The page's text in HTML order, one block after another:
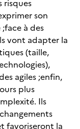
risques
son
à des
vont adapter la
(taille,
agiles ;enfin,
plus
Ils
favoriseront la